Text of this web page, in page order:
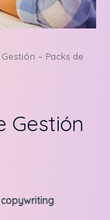
– Packs de
Gestión